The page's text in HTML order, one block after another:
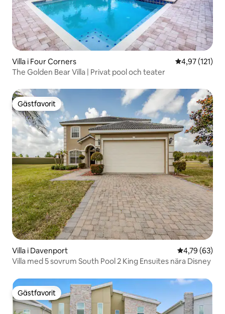
Villa i Four Corners 4,97 av 5 i
4,97 (121)
The Golden Bear Villa | Privat pool och teater
Gästfavorit
Gästfavorit
Villa i Davenport 4,79 av 5 i
4,79 (63)
Villa med 5 sovrum South Pool 2 King Ensuites nära Disney
Gästfavorit
Gästfavorit